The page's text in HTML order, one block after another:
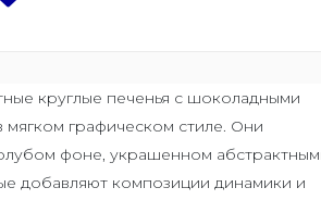
круглые печенья с шоколадными
графическом стиле. Они
фоне, украшенном
добавляют композиции динамики и